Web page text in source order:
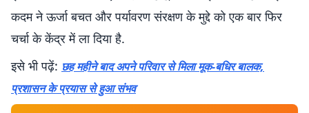
कदम ने ऊर्जा बचत और पर्यावरण संरक्षण के मुद्दे को एक बार फिर
चर्चा के केंद्र में ला दिया है.
इसे भी पढ़ें: छह महीने बाद अपने परिवार से मिला मूक-बधिर बालक,
प्रशासन के प्रयास से हुआ संभव